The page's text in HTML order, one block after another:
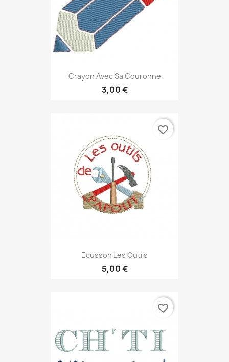
Crayon Avec Sa Couronne
3,00 €
Ecusson Les Outils
5,00 €
favorite_border
favorite_border